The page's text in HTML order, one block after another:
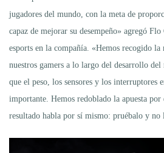
jugadores del mundo, con la meta de
capaz de mejorar su desempeño» agregó
esports en la compañía. «Hemos recogido
nuestros gamers a lo largo del desarrollo del
que el peso, los sensores y los interruptores
importante. Hemos redoblado la apuesta por
resultado habla por sí mismo: pruébalo y no